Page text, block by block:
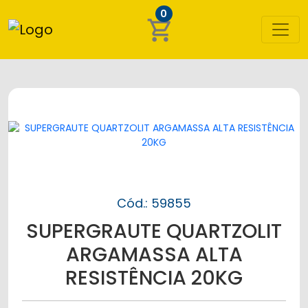
shopping_cart
0
Cód.: 59855
SUPERGRAUTE QUARTZOLIT
ARGAMASSA ALTA
RESISTÊNCIA 20KG